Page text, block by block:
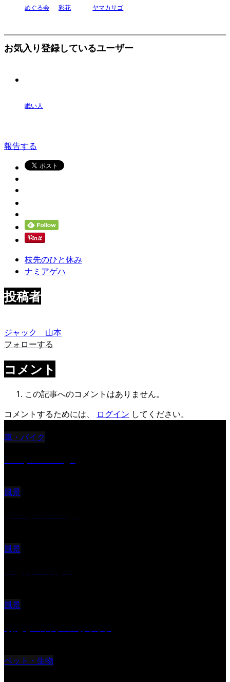
めぐる会 彩花 ヤマカサゴ
お気入り登録しているユーザー
眠い人
報告する
枝先のひと休み
ナミアゲハ
投稿者
ジャック 山本
フォローする
コメント
この記事へのコメントはありません。
コメントするためには、
ログイン してください。
車・バイク
風景
風景
風景
ペット・生物